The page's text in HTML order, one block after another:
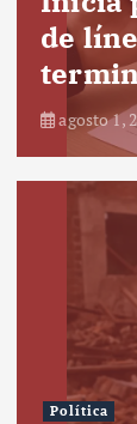
de
agosto 1,
Política